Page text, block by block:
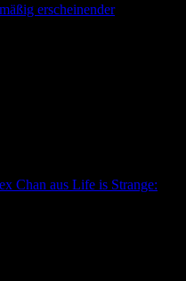
erscheinender
Chan aus Life is Strange: